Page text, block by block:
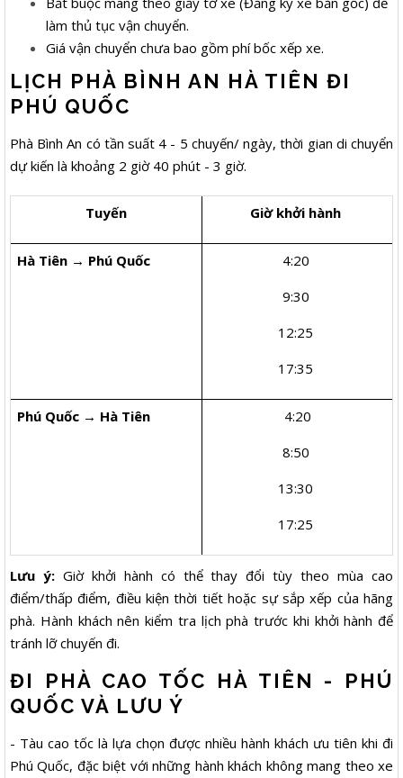
làm thủ tục vận chuyển.
Giá vận chuyển chưa bao gồm phí bốc xếp xe.
LỊCH PHÀ BÌNH AN HÀ TIÊN ĐI
PHÚ QUỐC
Phà Bình An có tần suất 4 - 5 chuyến/ ngày, thời gian di chuyển
dự kiến là khoảng 2 giờ 40 phút - 3 giờ.
Tuyến Giờ khởi hành
Hà Tiên → Phú Quốc
4:20
9:30
12:25
17:35
Phú Quốc → Hà Tiên
4:20
8:50
13:30
17:25
Lưu ý:Giờ khởi hành có thể thay đổi tùy theo mùa cao
điểm/thấp điểm, điều kiện thời tiết hoặc sự sắp xếp của hãng
phà. Hành khách nên kiểm tra lịch phà trước khi khởi hành để
tránh lỡ chuyến đi.
ĐI PHÀ CAO TỐC HÀ TIÊN - PHÚ
QUỐC VÀ LƯU Ý
- Tàu cao tốc là lựa chọn được nhiều hành khách ưu tiên khi đi
Phú Quốc, đặc biệt với những hành khách không mang theo xe